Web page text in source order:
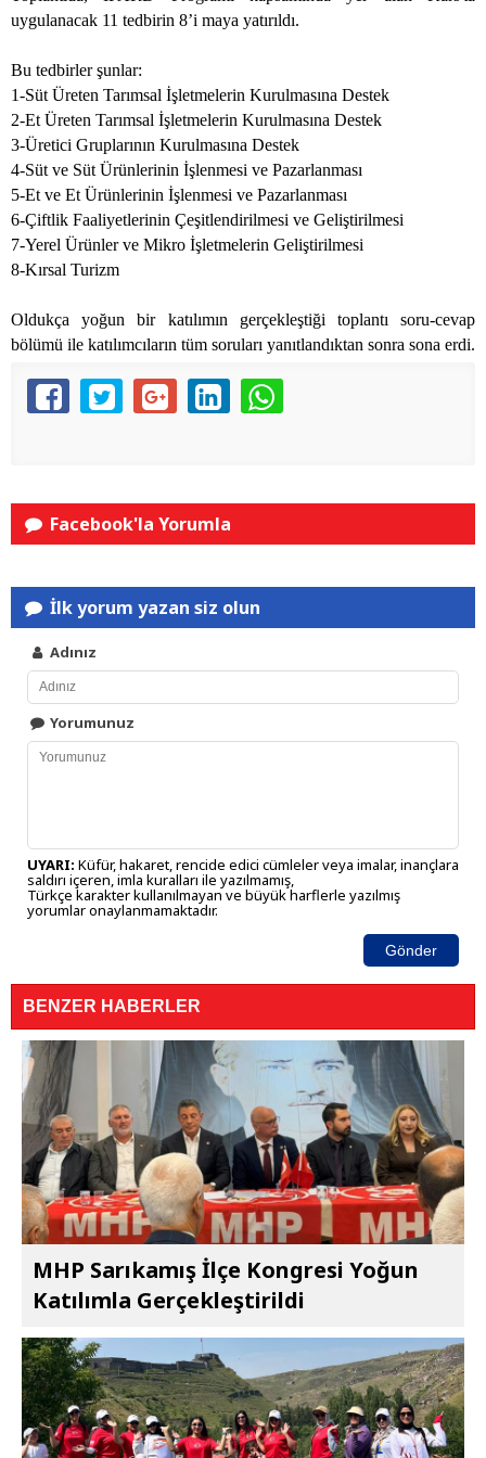
uygulanacak 11 tedbirin 8’i maya yatırıldı.
Bu tedbirler şunlar:
1-Süt Üreten Tarımsal İşletmelerin Kurulmasına Destek
2-Et Üreten Tarımsal İşletmelerin Kurulmasına Destek
3-Üretici Gruplarının Kurulmasına Destek
4-Süt ve Süt Ürünlerinin İşlenmesi ve Pazarlanması
5-Et ve Et Ürünlerinin İşlenmesi ve Pazarlanması
6-Çiftlik Faaliyetlerinin Çeşitlendirilmesi ve Geliştirilmesi
7-Yerel Ürünler ve Mikro İşletmelerin Geliştirilmesi
8-Kırsal Turizm
Oldukça yoğun bir katılımın gerçekleştiği toplantı soru-cevap
bölümü ile katılımcıların tüm soruları yanıtlandıktan sonra sona erdi.
Facebook'la Yorumla
İlk yorum yazan siz olun
Adınız
Yorumunuz
UYARI: Küfür, hakaret, rencide edici cümleler veya imalar, inançlara
saldırı içeren, imla kuralları ile yazılmamış,
Türkçe karakter kullanılmayan ve büyük harflerle yazılmış
yorumlar onaylanmamaktadır.
Gönder
BENZER HABERLER
MHP Sarıkamış İlçe Kongresi Yoğun
Katılımla Gerçekleştirildi